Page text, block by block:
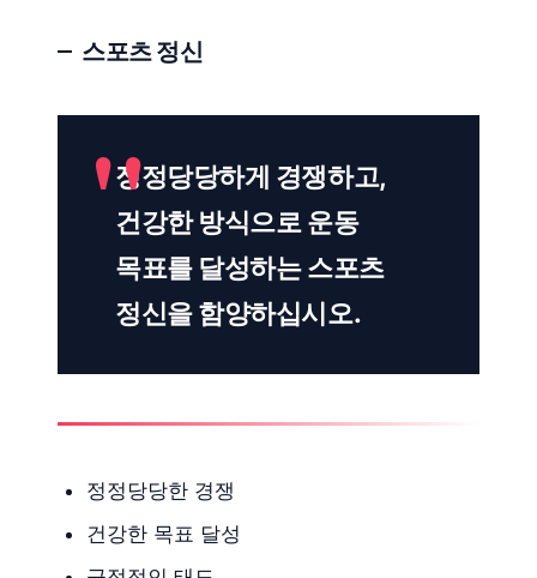
스포츠 정신
정정당당하게 경쟁하고,
건강한 방식으로 운동
목표를 달성하는 스포츠
정신을 함양하십시오.
정정당당한 경쟁
건강한 목표 달성